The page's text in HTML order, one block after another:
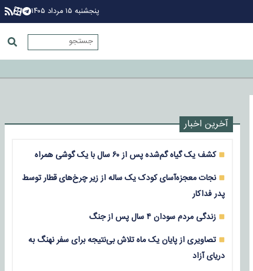
پنجشنبه ۱۵ مرداد ۱۴۰۵
آخرین اخبار
کشف یک گیاه گم‌شده پس از ۶۰ سال با یک گوشی همراه
نجات معجزه‌آسای کودک یک ساله از زیر چرخ‌های قطار توسط
پدر فداکار
زندگی مردم سودان ۴ سال پس از جنگ
تصاویری از پایان یک ماه تلاش بی‌نتیجه برای سفر نهنگ به
دریای آزاد